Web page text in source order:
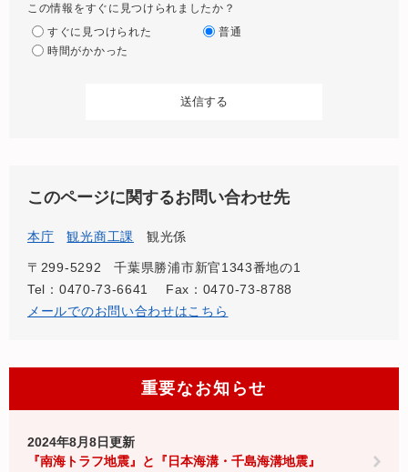
この情報をすぐに見つけられましたか？
すぐに見つけられた
普通
時間がかかった
このページに関するお問い合わせ先
本庁 観光商工課 観光係
〒299-5292
千葉県勝浦市新官1343番地の1
Tel：0470-73-6641
Fax：0470-73-8788
メールでのお問い合わせはこちら
重要なお知らせ
2024年8月8日更新
『南海トラフ地震』と『日本海溝・千島海溝地震』